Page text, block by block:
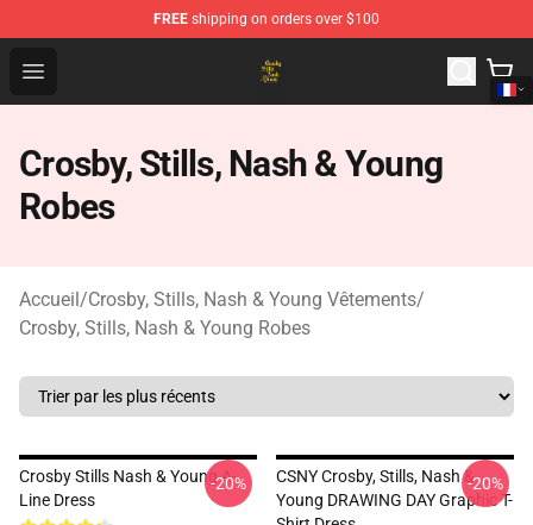
FREE shipping on orders over $100
Open menu
Crosby, Stills, Nash & Young Store - Official Crosby,
Crosby, Stills, Nash & Young
Robes
Accueil/Crosby, Stills, Nash & Young Vêtements/
Crosby, Stills, Nash & Young Robes
Crosby Stills Nash & Young A-
Line Dress
-20%
CSNY Crosby, Stills, Nash &
Young DRAWING DAY Graphic T-
-20%